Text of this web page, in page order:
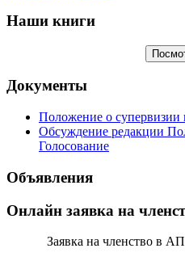
Наши книги
Документы
Положение о
Обсуждение редакции
Голосование
Объявления
Онлайн заявка на
Заявка на членство в